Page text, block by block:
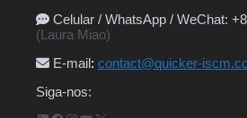
Celular / WhatsApp / WeChat:
(Laura Miao)
E-mail : contact@quicker-
Siga-nos: